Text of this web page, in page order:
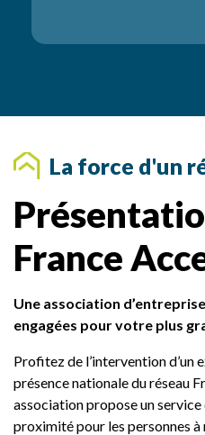
La force d'un
France
Une association
engagées pour votre plus
Profitez de l’intervention d’un
présence nationale du réseau
association propose un
proximité pour les personnes